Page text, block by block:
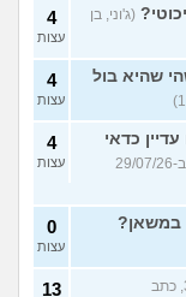
(ג'וני, בן
4
עצות
שהיא בול
4
עצות
כדאי
(אסראא, בת 18, כתבה ב-29/07/26
4
עצות
במשאן? 0
עצות
(אלירן, בן 30, כתב 13